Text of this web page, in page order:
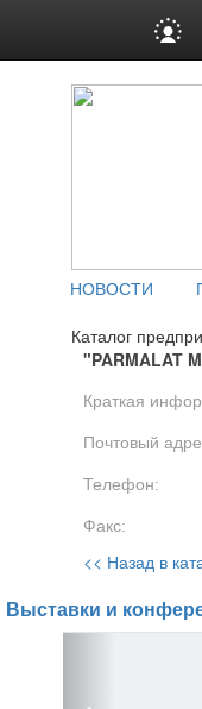
НОВОСТИ
Каталог
"PARMALAT
Краткая
Почтовый
Телефон:
Факс:
<< Назад в
Выставки и